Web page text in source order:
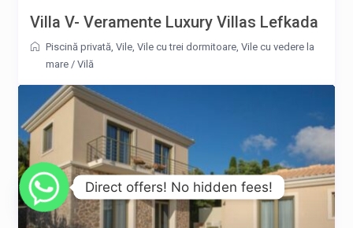
Villa V- Veramente Luxury Villas Lefkada
Piscină privată ,Vile ,Vile cu trei dormitoare ,Vile cu vedere la
mare /Vilă
Direct offers! No hidden fees!